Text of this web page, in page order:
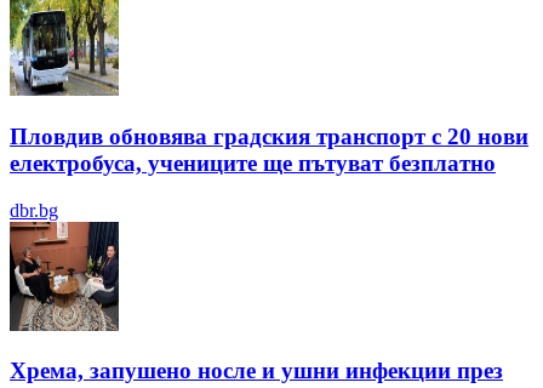
Пловдив обновява градския транспорт с 20 нови
електробуса, учениците ще пътуват безплатно
dbr.bg
Хрема, запушено носле и ушни инфекции през